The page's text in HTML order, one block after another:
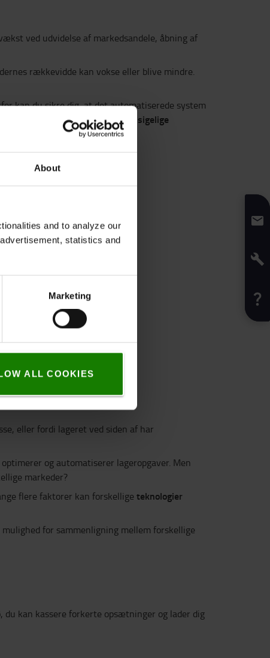
About
and to analyze our
statistics and
Marketing
ALL COOKIES
ved udvidelse af markedsandele, åbning af
rækkevidde kan vokse eller blive mindre.
kan du sikre dig, at det automatiserede system
så den tilpasses de forudsigelige
eller fordi lageret ved siden af har
og automatiserer lageropgaver. Men
markeder?
flere faktorer kan forskellige teknologier
for sammenligning mellem forskellige
kan kassere forkerte opsætninger og lader dig